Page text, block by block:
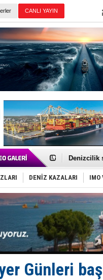
CANLI YAYIN
Rusya,
Denizcilik
‘14.
Taksi
TÜRKLİM
SOCAR
Dünyanın
Keşfedildi:
Van’da
DENİZ KAZALARI IMO
Günleri